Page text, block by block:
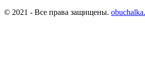
© 2021 - Все права защищены.